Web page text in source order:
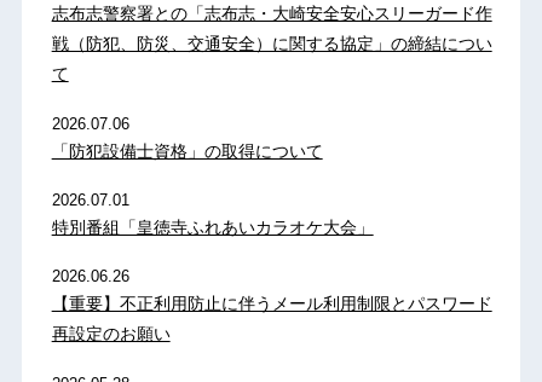
志布志警察署との「志布志・大崎安全安心スリーガード作
戦（防犯、防災、交通安全）に関する協定」の締結につい
て
2026.07.06
「防犯設備士資格」の取得について
2026.07.01
特別番組「皇徳寺ふれあいカラオケ大会」
2026.06.26
【重要】不正利用防止に伴うメール利用制限とパスワード
再設定のお願い